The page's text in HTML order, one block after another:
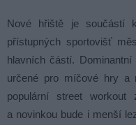
Nové hřiště je součástí
přístupných sportovišť
hlavních částí.
určené pro míčové hry a
populární street
a novinkou bude i menší